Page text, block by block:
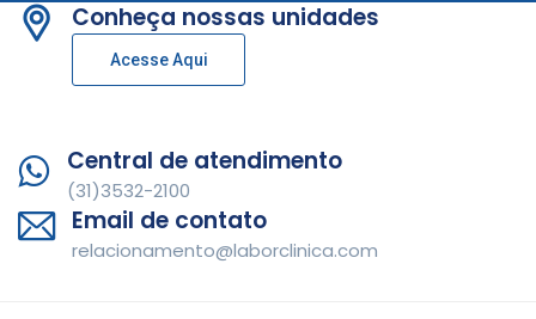
Conheça nossas unidades
Acesse Aqui
Central de atendimento
(31)3532-2100
Email de contato
relacionamento@laborclinica.com